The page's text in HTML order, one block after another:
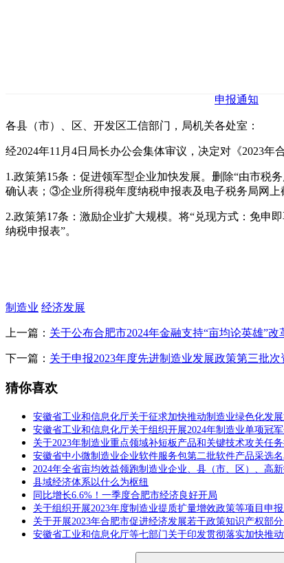
申报通知
各县（市）、区、开发区工信部门，局机关各处室：
经2024年11月4日局长办公会集体审议，决定对《2023
1.政策第15条：促进领军型企业加快发展。删除“由市税
确认表；③企业所得税年度纳税申报表及电子税务局网上
2.政策第17条：激励企业扩大规模。将“兑现方式：免
纳税申报表”。
制造业 经济发展
上一篇： 关于公布合肥市2024年金融支持“亩均论英雄”改
下一篇： 关于申报2023年度先进制造业发展政策第三批次
猜你喜欢
安徽省工业和信息化厅关于征求加快推动制造业绿色化发
安徽省工业和信息化厅关于组织开展2024年制造业单项冠
关于2023年制造业重点领域补短板产品和关键技术攻关任
安徽省中小微制造业企业软件服务包第二批软件产品采选
2024年全省亩均效益领跑制造业企业、县（市、区）、高
县域经济体系以什么为枢纽
同比增长6.6%！一季度合肥市经济良好开局
关于组织开展2023年度制造业提质扩量增效政策等项目申
关于开展2023年合肥市促进经济发展若干政策知识产权部
安徽省工业和信息化厅等七部门关于印发贯彻落实加快推